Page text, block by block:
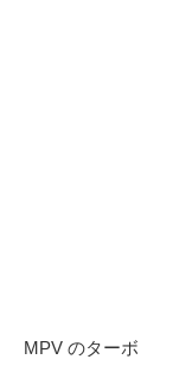
MPV のターボ